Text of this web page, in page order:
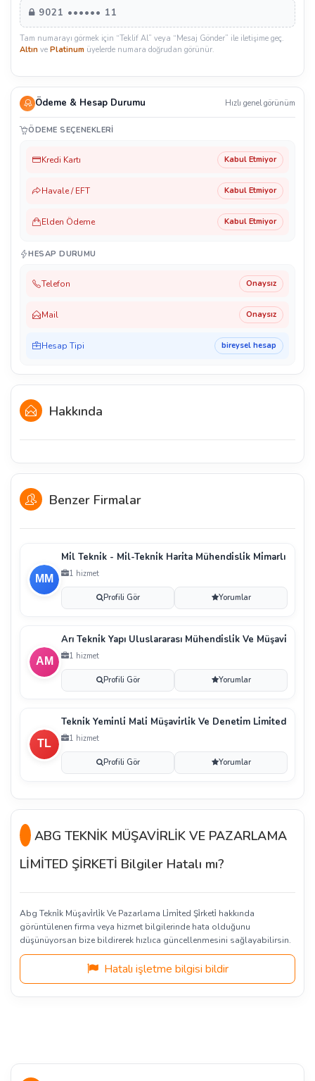
9021 •••••• 11
Tam numarayı görmek için “Teklif Al” veya “Mesaj Gönder” ile iletişime geç.
Altın ve Platinum üyelerde numara doğrudan görünür.
Ödeme & Hesap Durumu Hızlı genel görünüm
ÖDEME SEÇENEKLERI
Kredi Kartı Kabul Etmiyor
Havale / EFT Kabul Etmiyor
Elden Ödeme Kabul Etmiyor
HESAP DURUMU
Telefon Onaysız
Mail Onaysız
Hesap Tipi bireysel hesap
Hakkında
Benzer Firmalar
Mi̇l Tekni̇k - Mi̇l-Tekni̇k Hari̇ta Mühendi̇sli̇k Mi̇marlı
1 hizmet
Profili Gör Yorumlar
Arı Tekni̇k Yapı Uluslararası Mühendi̇sli̇k Ve Müşavi̇
1 hizmet
Profili Gör Yorumlar
Tekni̇k Yemi̇nli̇ Mali̇ Müşavi̇rli̇k Ve Deneti̇m Li̇mi̇ted
1 hizmet
Profili Gör Yorumlar
ABG TEKNİK MÜŞAVİRLİK VE PAZARLAMA
LİMİTED ŞİRKETİ Bilgiler Hatalı mı?
Abg Tekni̇k Müşavi̇rli̇k Ve Pazarlama Li̇mi̇ted Şi̇rketi̇ hakkında
görüntülenen firma veya hizmet bilgilerinde hata olduğunu
düşünüyorsan bize bildirerek hızlıca güncellenmesini sağlayabilirsin.
Hatalı işletme bilgisi bildir